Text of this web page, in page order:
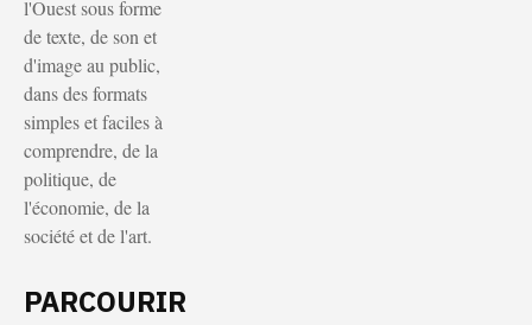
l'Ouest sous forme
de texte, de son et
d'image au public,
dans des formats
simples et faciles à
comprendre, de la
politique, de
l'économie, de la
société et de l'art.
PARCOURIR